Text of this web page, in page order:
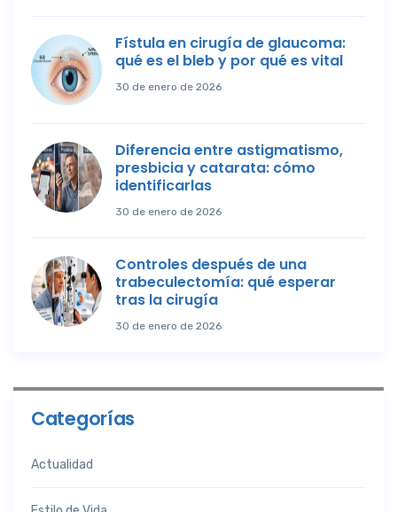
Fístula en cirugía de glaucoma:
qué es el bleb y por qué es vital
30 de enero de 2026
Diferencia entre astigmatismo,
presbicia y catarata: cómo
identificarlas
30 de enero de 2026
Controles después de una
trabeculectomía: qué esperar
tras la cirugía
30 de enero de 2026
Categorías
Actualidad